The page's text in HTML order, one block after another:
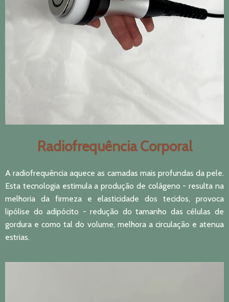
Radiofrequência Corporal
A radiofrequência aquece as camadas mais profundas da pele.
Esta tecnologia estimula a produção de colágeno - resulta na
melhoria da firmeza e elasticidade dos tecidos, provoca
lipólise do adipócito - redução do tamanho das células de
gordura e como tal do volume, melhora a circulação e atenua
estrias.